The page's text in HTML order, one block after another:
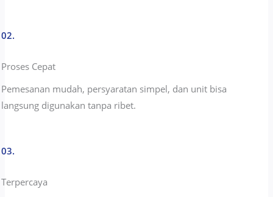
02.
Proses Cepat
Pemesanan mudah, persyaratan simpel, dan unit bisa
langsung digunakan tanpa ribet.
03.
Terpercaya